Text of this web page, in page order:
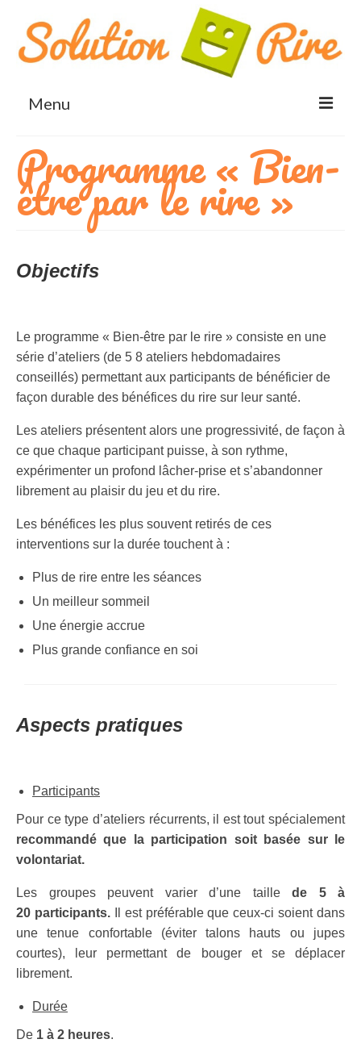
Menu
Accueil
Rigologie® et Yoga du rire
Bienfaits du rire
Qui suis-je?
Santé et bien-être
Gestion du stress
Prestations
Ateliers « Rire en ligne »
Ateliers « Team Building »
Programme « Bien-être par le rire »
Conférence sur le rire
Références
Séances de rire à Paris
Programme « Bien-
être par le rire »
Objectifs
Le programme « Bien-être par le rire » consiste en une
série d’ateliers (de 5 8 ateliers hebdomadaires
conseillés) permettant aux participants de bénéficier de
façon durable des bénéfices du rire sur leur santé.
Les ateliers présentent alors une progressivité, de façon à
ce que chaque participant puisse, à son rythme,
expérimenter un profond lâcher-prise et s’abandonner
librement au plaisir du jeu et du rire.
Les bénéfices les plus souvent retirés de ces
interventions sur la durée touchent à :
Plus de rire entre les séances
Un meilleur sommeil
Une énergie accrue
Plus grande confiance en soi
Aspects pratiques
Participants
Pour ce type d’ateliers récurrents, il est tout spécialement
recommandé que la participation soit basée sur le
volontariat.
Les groupes peuvent varier d’une taille de 5 à
20 participants.
Il est préférable que ceux-ci soient dans
une tenue confortable (éviter talons hauts ou jupes
courtes), leur permettant de bouger et se déplacer
librement.
Durée
De 1 à 2 heures.